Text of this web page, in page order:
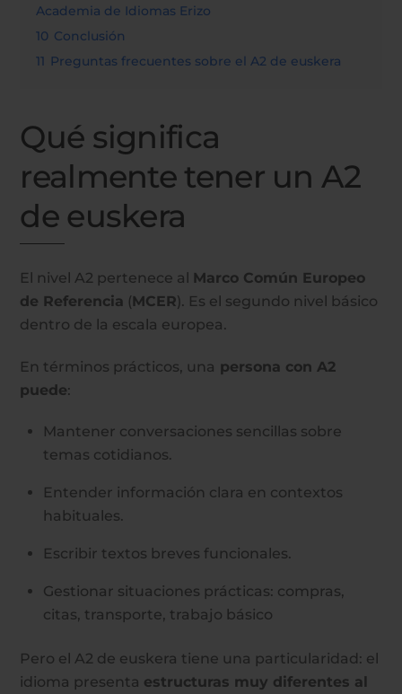
Academia de Idiomas Erizo
10 Conclusión
11 Preguntas frecuentes sobre el A2 de euskera
Qué significa
realmente tener un A2
de euskera
El nivel A2 pertenece al Marco Común Europeo
de Referencia (MCER). Es el segundo nivel básico
dentro de la escala europea.
En términos prácticos, una persona con A2
puede:
Mantener conversaciones sencillas sobre
temas cotidianos.
Entender información clara en contextos
habituales.
Escribir textos breves funcionales.
Gestionar situaciones prácticas: compras,
citas, transporte, trabajo básico
Pero el A2 de euskera tiene una particularidad: el
idioma presenta estructuras muy diferentes al